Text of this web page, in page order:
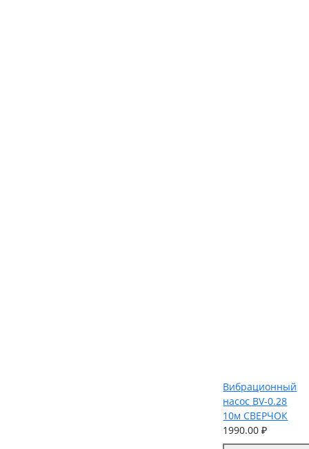
Вибрационный
насос BV-0.28
10м СВЕРЧОК
1990.00 ₽